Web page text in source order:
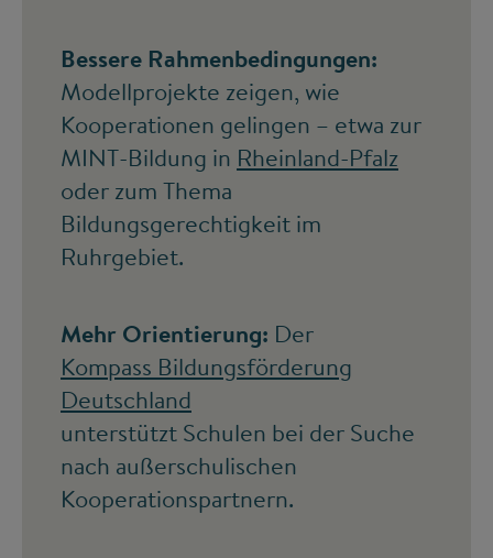
Bessere Rahmenbedingungen:
Modellprojekte zeigen, wie
Kooperationen gelingen – etwa zur
MINT-Bildung in Rheinland-Pfalz
oder zum Thema
Bildungsgerechtigkeit im
Ruhrgebiet.
Mehr Orientierung: Der
Kompass Bildungsförderung
Deutschland
unterstützt Schulen bei der Suche
nach außerschulischen
Kooperationspartnern.